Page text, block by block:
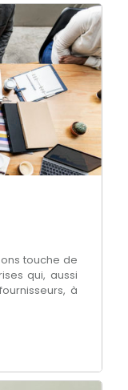
touche de
qui, aussi
à